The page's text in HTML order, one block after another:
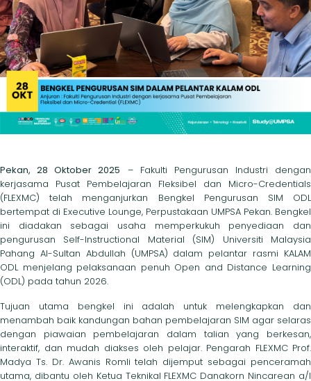
Pekan, 28 Oktober 2025 – Fakulti Pengurusan Industri dengan
kerjasama Pusat Pembelajaran Fleksibel dan Micro-Credentials
(FLEXMC) telah menganjurkan Bengkel Pengurusan SIM ODL
bertempat di Executive Lounge, Perpustakaan UMPSA Pekan. Bengkel
ini diadakan sebagai usaha memperkukuh penyediaan dan
pengurusan Self-Instructional Material (SIM) Universiti Malaysia
Pahang Al-Sultan Abdullah (UMPSA) dalam pelantar rasmi KALAM
ODL menjelang pelaksanaan penuh Open and Distance Learning
(ODL) pada tahun 2026.
Tujuan utama bengkel ini adalah untuk melengkapkan dan
menambah baik kandungan bahan pembelajaran SIM agar selaras
dengan piawaian pembelajaran dalam talian yang berkesan,
interaktif, dan mudah diakses oleh pelajar. Pengarah FLEXMC Prof.
Madya Ts. Dr. Awanis Romli telah dijemput sebagai penceramah
utama, dibantu oleh Ketua Teknikal FLEXMC Danakorn Nincarean a/l